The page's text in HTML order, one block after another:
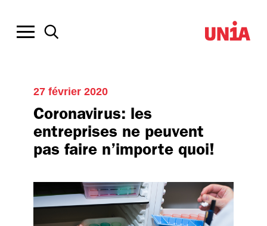
27 février 2020
Coronavirus: les
entreprises ne peuvent
pas faire n’importe quoi!